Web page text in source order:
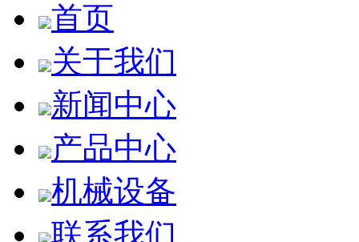
首页
关于我们
新闻中心
产品中心
机械设备
联系我们